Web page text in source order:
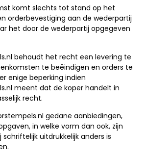
komt slechts tot stand op het
orderbevestiging aan de wederpartij
het door de wederpartij opgegeven
behoudt het recht een levering te
te beëindigen en orders te
enige beperking indien
meent dat de koper handelt in
recht.
gedane aanbiedingen,
in welke vorm dan ook, zijn
schriftelijk uitdrukkelijk anders is